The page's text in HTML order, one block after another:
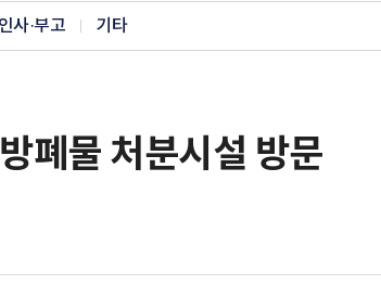
사·부고 기타
폐물 처분시설 방문